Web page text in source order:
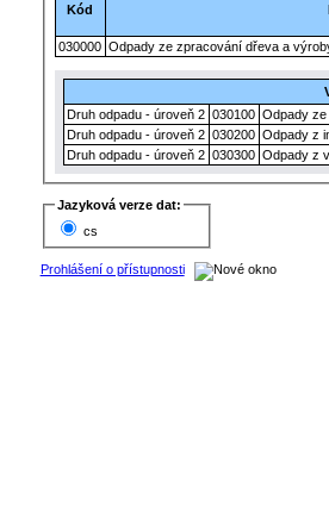
Kód
030000 Odpady ze zpracování dřeva a
Druh odpadu - úroveň 2 030100
Druh odpadu - úroveň 2 030200 Odpady z
Druh odpadu - úroveň 2 030300 Odpady z
Jazyková verze dat:
cs
Prohlášení o přístupnosti